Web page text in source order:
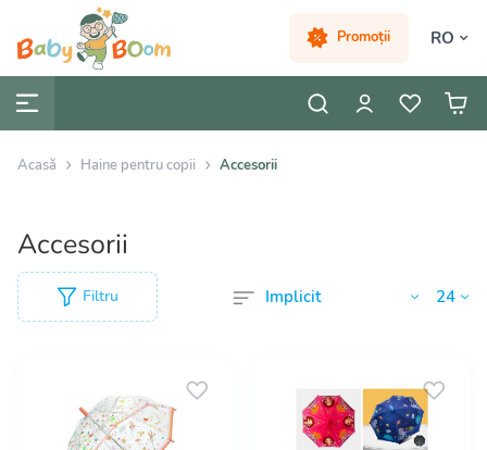
Promoții RO
Acasă Haine pentru copii Accesorii
Accesorii
Filtru